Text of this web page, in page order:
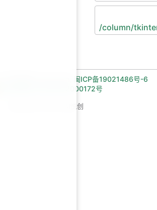
/column/
闽ICP备19021486号-6
闽公网安备 35030502000172号
Copyright © 2026 AI悦创